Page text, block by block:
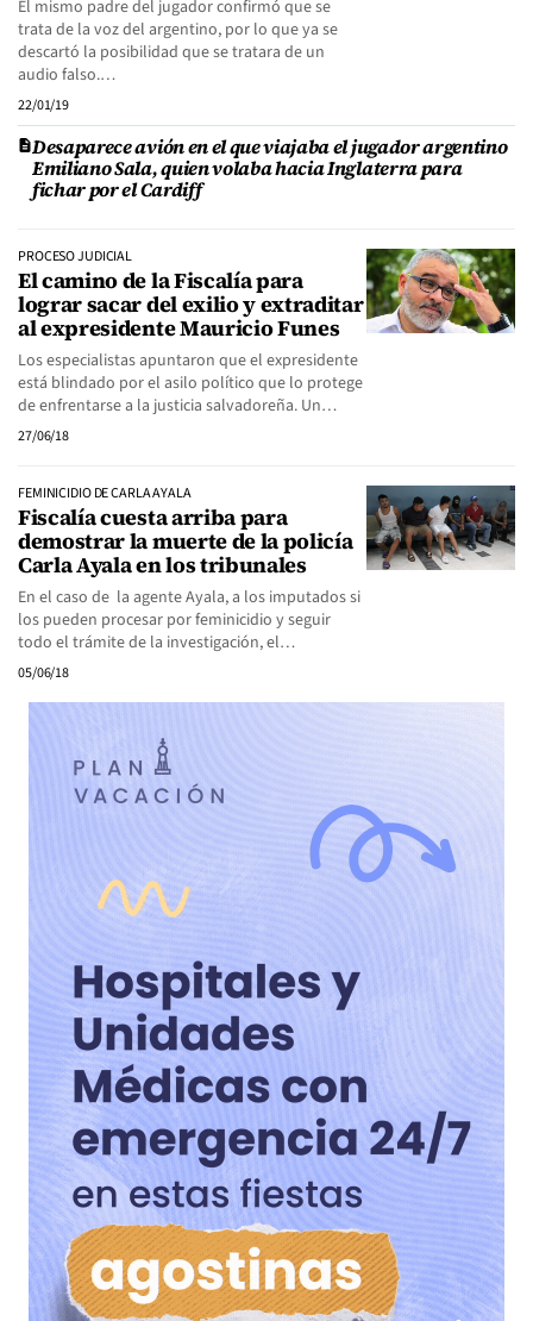
El mismo padre del jugador confirmó que se
trata de la voz del argentino, por lo que ya se
descartó la posibilidad que se tratara de un
audio falso.…
22/01/19
Desaparece avión en el que viajaba el jugador argentino
Emiliano Sala, quien volaba hacia Inglaterra para
fichar por el Cardiff
PROCESO JUDICIAL
El camino de la Fiscalía para
lograr sacar del exilio y extraditar
al expresidente Mauricio Funes
Los especialistas apuntaron que el expresidente
está blindado por el asilo político que lo protege
de enfrentarse a la justicia salvadoreña. Un…
27/06/18
FEMINICIDIO DE CARLA AYALA
Fiscalía cuesta arriba para
demostrar la muerte de la policía
Carla Ayala en los tribunales
En el caso de la agente Ayala, a los imputados si
los pueden procesar por feminicidio y seguir
todo el trámite de la investigación, el…
05/06/18